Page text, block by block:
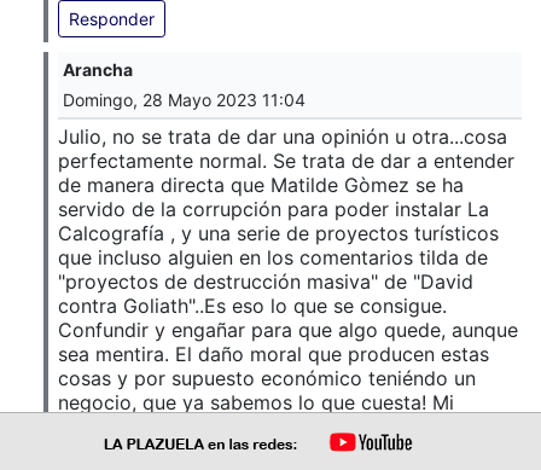
Responder
Arancha
Domingo, 28 Mayo 2023 11:04
Julio, no se trata de dar una opinión u otra...cosa
perfectamente normal. Se trata de dar a entender
de manera directa que Matilde Gòmez se ha
servido de la corrupción para poder instalar La
Calcografía , y una serie de proyectos turísticos
que incluso alguien en los comentarios tilda de
"proyectos de destrucción masiva" de "David
contra Goliath"..Es eso lo que se consigue.
Confundir y engañar para que algo quede, aunque
sea mentira. El daño moral que producen estas
cosas y por supuesto económico teniéndo un
negocio, que ya sabemos lo que cuesta! Mi
vecinales son cosa en la que no puedo opinar.